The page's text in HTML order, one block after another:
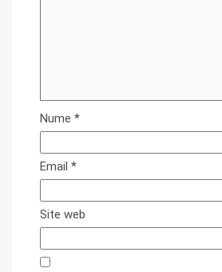
Nume *
Email *
Site web